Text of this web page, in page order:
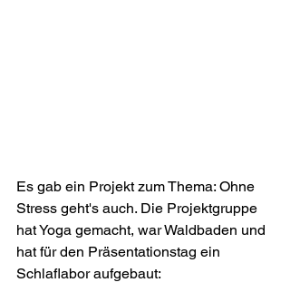
Es gab ein Projekt zum Thema: Ohne
Stress geht's auch. Die Projektgruppe
hat Yoga gemacht, war Waldbaden und
hat für den Präsentationstag ein
Schlaflabor aufgebaut: